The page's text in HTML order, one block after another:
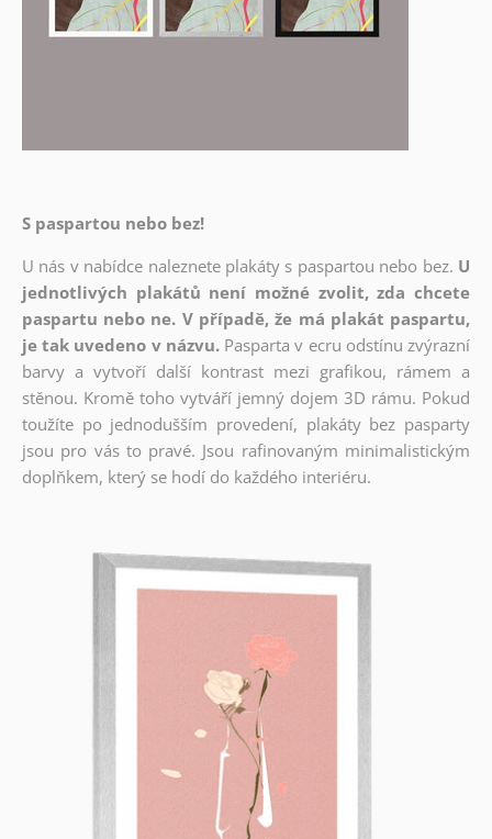
S paspartou nebo bez!
U nás v nabídce naleznete plakáty s paspartou nebo bez. U
jednotlivých plakátů není možné zvolit, zda chcete
paspartu nebo ne. V případě, že má plakát paspartu,
je tak uvedeno v názvu. Pasparta v ecru odstínu zvýrazní
barvy a vytvoří další kontrast mezi grafikou, rámem a
stěnou. Kromě toho vytváří jemný dojem 3D rámu. Pokud
toužíte po jednodušším provedení, plakáty bez pasparty
jsou pro vás to pravé. Jsou rafinovaným minimalistickým
doplňkem, který se hodí do každého interiéru.